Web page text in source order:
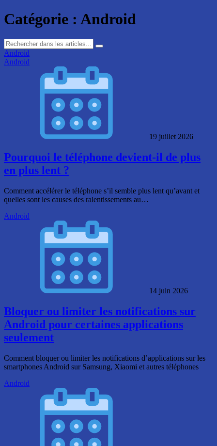
Catégorie : Android
Android
Android
19 juillet 2026
Pourquoi le téléphone devient-il de plus
en plus lent ?
Comment accélérer le téléphone s’il semble plus lent qu’avant et
quelles sont les causes des ralentissements au…
Android
14 juin 2026
Bloquer ou limiter les notifications sur
Android pour certaines applications
seulement
Comment bloquer ou limiter les notifications d’applications sur les
smartphones Android sur Samsung, Xiaomi et autres téléphones
Android